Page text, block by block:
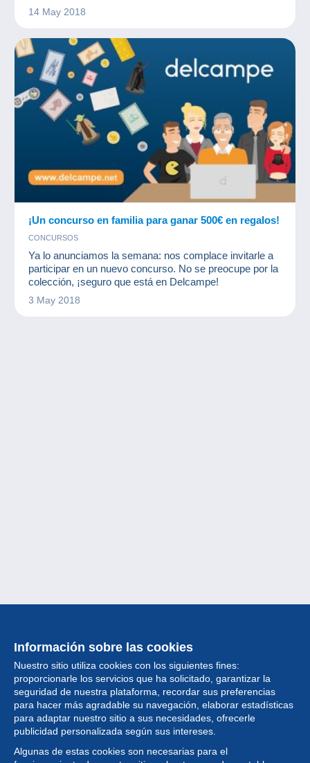
14 May 2018
¡Un concurso en familia para ganar 500€ en regalos!
CONCURSOS
Ya lo anunciamos la semana: nos complace invitarle a
participar en un nuevo concurso. No se preocupe por la
colección, ¡seguro que está en Delcampe!
3 May 2018
Información sobre las cookies
Nuestro sitio utiliza cookies con los siguientes fines:
proporcionarle los servicios que ha solicitado, garantizar la
seguridad de nuestra plataforma, recordar sus preferencias
para hacer más agradable su navegación, elaborar estadísticas
para adaptar nuestro sitio a sus necesidades, ofrecerle
publicidad personalizada según sus intereses.
Algunas de estas cookies son necesarias para el
Colección
Noticias